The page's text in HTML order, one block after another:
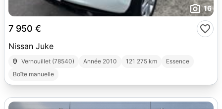
16
7 950 €
Nissan Juke
Vernouillet (78540) Année 2010 121 275 km
Essence
Boîte manuelle